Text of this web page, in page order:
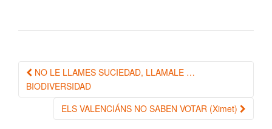
Navegación de la entrada
NO LE LLAMES SUCIEDAD, LLAMALE …
BIODIVERSIDAD
ELS VALENCIÁNS NO SABEN VOTAR (Ximet)